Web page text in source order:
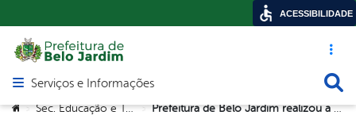
Acesso
Abrir menu principal de navegação
Serviços e Informações
Você está aqui:
> Sec. Educação e Tecnologia > Prefeitura de Belo Jardim realizou a Passeata “Consciência tem cor?” na Avenida Deputado José Mendonça
ACESSIBILIDADE